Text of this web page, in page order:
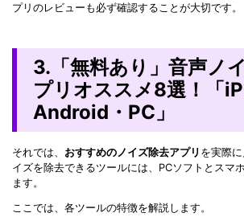
プリのレビューも必ず確認することが大切です。
3.「無料あり」音声ノ
プリオススメ8選！「
Android・PC」
それでは、 おすすめのノイズ除去アプリ を実際
イズを除去できるツールには、PCソフトとスマ
ます。
ここでは、各ツールの特徴を解説します。